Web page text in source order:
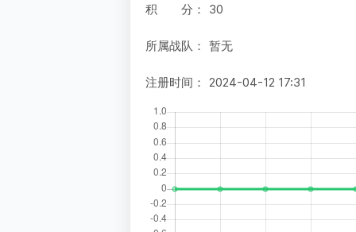
积 分： 30
所属战队： 暂无
注册时间： 2024-04-12 17:31